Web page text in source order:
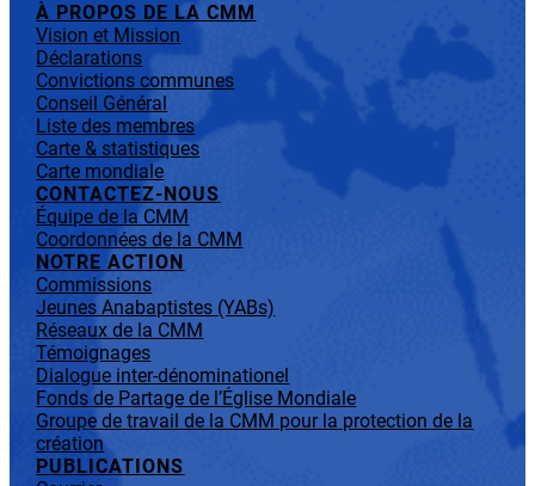
À PROPOS DE LA CMM
Vision et Mission
Déclarations
Convictions communes
Conseil Général
Liste des membres
Carte & statistiques
Carte mondiale
CONTACTEZ-NOUS
Équipe de la CMM
Coordonnées de la CMM
NOTRE ACTION
Commissions
Jeunes Anabaptistes (YABs)
Réseaux de la CMM
Témoignages
Dialogue inter-dénominationel
Fonds de Partage de l’Église Mondiale
Groupe de travail de la CMM pour la protection de la
création
PUBLICATIONS